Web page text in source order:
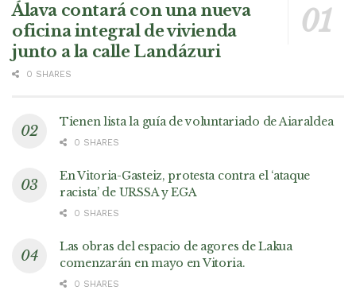
Álava contará con una nueva
oficina integral de vivienda
junto a la calle Landázuri
0 SHARES
Tienen lista la guía de voluntariado de Aiaraldea
0 SHARES
En Vitoria-Gasteiz, protesta contra el ‘ataque
racista’ de URSSA y EGA
0 SHARES
Las obras del espacio de agores de Lakua
comenzarán en mayo en Vitoria.
0 SHARES